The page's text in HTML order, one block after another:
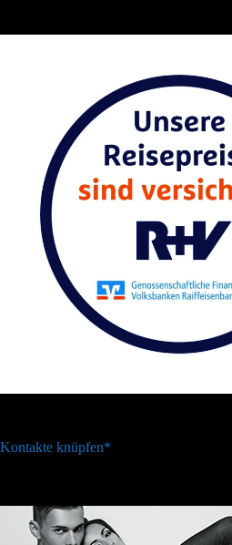
Kontakte knüpfen*